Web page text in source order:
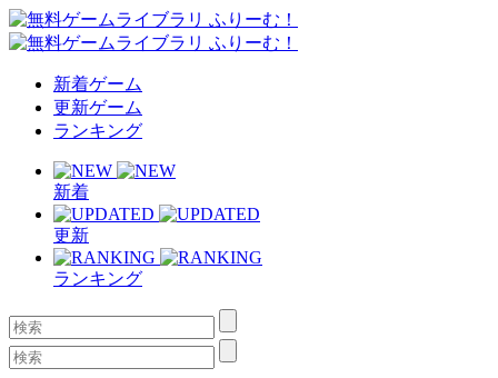
新着ゲーム
更新ゲーム
ランキング
新着
更新
ランキング